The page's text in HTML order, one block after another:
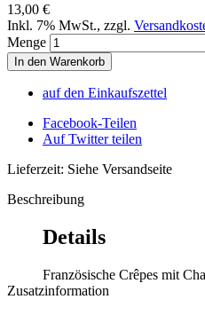
13,00 €
Inkl. 7% MwSt., zzgl.
Menge
In den Warenkorb
auf den Einkaufszettel
Facebook-Teilen
Auf Twitter teilen
Lieferzeit: Siehe Versandseite
Beschreibung
Details
Französische Crêpes mit
Zusatzinformation